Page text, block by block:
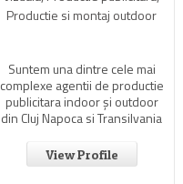
Productie si montaj outdoor
Suntem una dintre cele mai
complexe agentii de productie
publicitara indoor şi outdoor
din Cluj Napoca si Transilvania
View Profile